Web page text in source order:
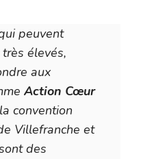
peuvent
élevés,
aux
Action Cœur
convention
Villefranche et
des